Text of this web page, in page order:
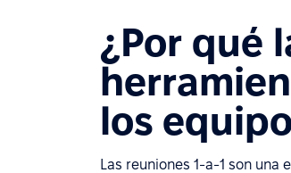
¿Por qué
los
Las reuniones 1-a-1 son